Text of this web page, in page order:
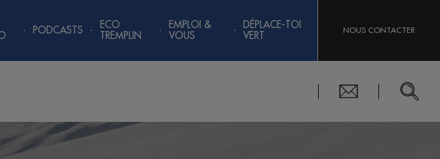
PODCASTS
ECO
TREMPLIN
EMPLOI &
VOUS
DÉPLACE-TOI
VERT
NOUS CONTACTER